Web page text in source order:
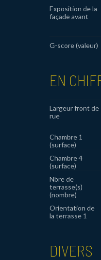
Exposition de la
façade avant
G-score (valeur)
EN
Largeur front de
rue
Chambre 1
(surface)
Chambre 4
(surface)
Nbre de
terrasse(s)
(nombre)
Orientation de
la terrasse 1
DIVERS